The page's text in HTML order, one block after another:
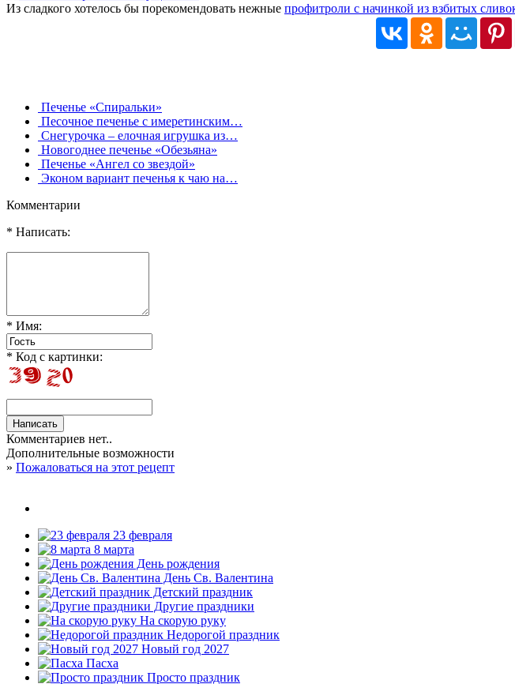
Из сладкого хотелось бы порекомендовать нежные профитроли с начинкой из взбитых
Печенье «Спиральки»
Песочное печенье с имеретинским…
Снегурочка – елочная игрушка из…
Новогоднее печенье «Обезьяна»
Печенье «Ангел со звездой»
Эконом вариант печенья к чаю на…
Комментарии
* Написать:
* Имя:
* Код с картинки:
Комментариев нет..
Дополнительные возможности
» Пожаловаться на этот рецепт
23 февраля
8 марта
День рождения
День Св. Валентина
Детский праздник
Другие праздники
На скорую руку
Недорогой праздник
Новый год 2027
Пасха
Просто праздник